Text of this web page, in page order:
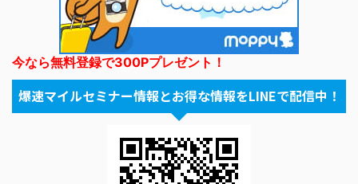
今なら無料登録で300Pプレゼント！
爆速マイルセミナー情報とお得な情報をLINEで配信中！